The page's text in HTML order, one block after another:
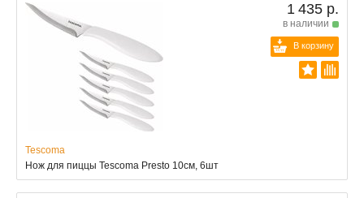
1 435 р.
в наличии
В корзину
Tescoma
Нож для пиццы Tescoma Presto 10см, 6шт